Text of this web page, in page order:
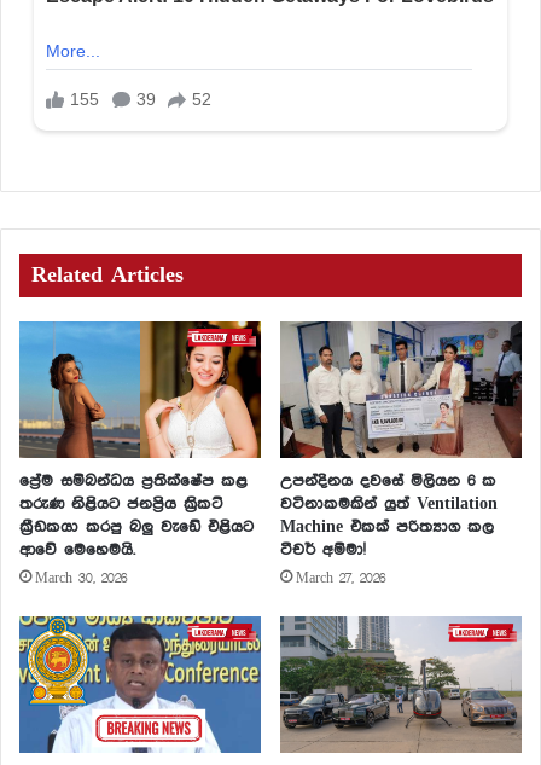
Related Articles
ප්‍රේම සම්බන්ධය ප්‍රතික්ෂේප කළ
තරුණ නිළියට ජනප්‍රිය ක්‍රිකට්
ක්‍රීඩකයා කරපු බලු වැඩේ එළියට
ආවේ මෙහෙමයි.
March 30, 2026
උපන්දිනය දවසේ මිලියන 6 ක
වටිනාකමකින් යුත් Ventilation
Machine එකක් පරිත්‍යාග කල
ටීචර් අම්මා!
March 27, 2026